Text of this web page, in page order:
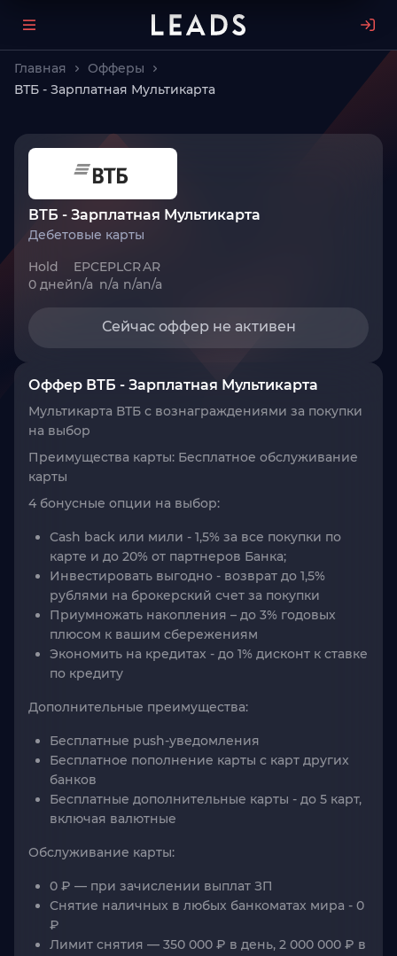
Главная
Офферы
ВТБ - Зарплатная Мультикарта
ВТБ - Зарплатная Мультикарта
Дебетовые карты
Hold
0 дней
EPC
n/a
EPL
n/a
CR
n/a
AR
n/a
Сейчас оффер не активен
Оффер ВТБ - Зарплатная Мультикарта
Мультикарта ВТБ с вознаграждениями за покупки
на выбор
Преимущества карты: Бесплатное обслуживание
карты
4 бонусные опции на выбор:
Сash back или мили - 1,5% за все покупки по
карте и до 20% от партнеров Банка;
Инвестировать выгодно - возврат до 1,5%
рублями на брокерский счет за покупки
Приумножать накопления – до 3% годовых
плюсом к вашим сбережениям
Экономить на кредитах - до 1% дисконт к ставке
по кредиту
Дополнительные преимущества:
Бесплатные push-уведомления
Бесплатное пополнение карты с карт других
банков
Бесплатные дополнительные карты - до 5 карт,
включая валютные
Обслуживание карты:
0 ₽ — при зачислении выплат ЗП
Снятие наличных в любых банкоматах мира - 0
₽
Лимит снятия — 350 000 ₽ в день, 2 000 000 ₽ в